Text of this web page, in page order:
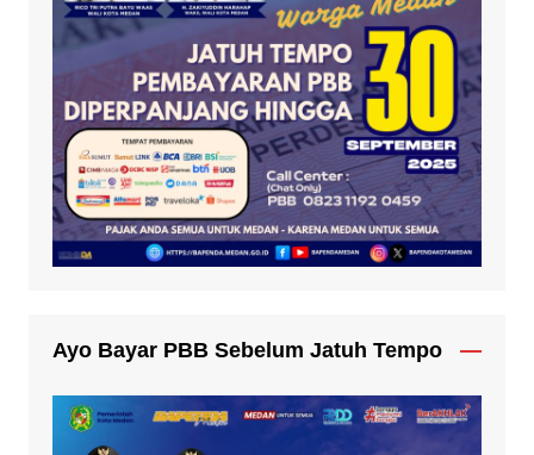
Ayo Bayar PBB Sebelum Jatuh Tempo